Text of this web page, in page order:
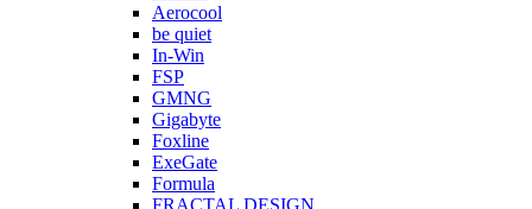
Aerocool
be quiet
In-Win
FSP
GMNG
Gigabyte
Foxline
ExeGate
Formula